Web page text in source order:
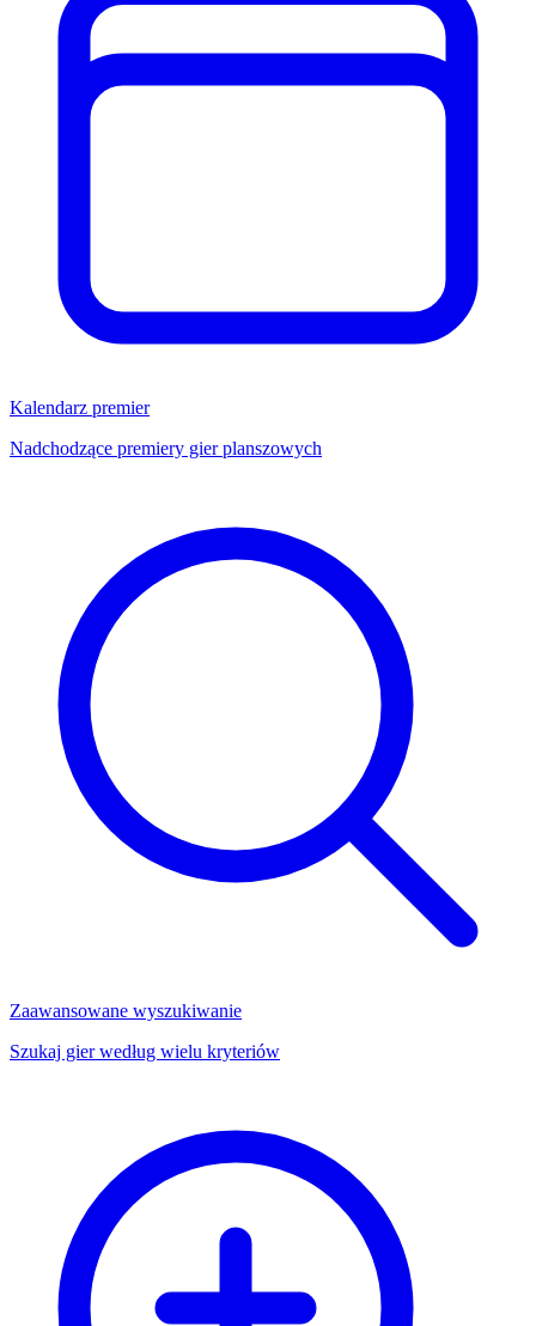
Kalendarz premier
Nadchodzące premiery gier planszowych
Zaawansowane wyszukiwanie
Szukaj gier według wielu kryteriów